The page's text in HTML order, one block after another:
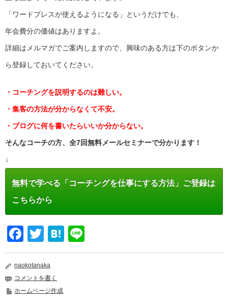
「ワードプレスが使えるようになる」というだけでも、
年会費分の価値はありますよ。
詳細はメルマガでご案内しますので、興味のある方は下のボタンか
ら登録しておいてください。
・コーチングを説明するのは難しい。
・集客の方法が分からなくて不安。
・ブログに何を書いたらいいか分からない。
そんなコーチの方、全7回無料メールセミナーで分かります！
↓
無料で学べる「コーチングを仕事にする方法」ご登録は
こちらから
Facebook
TwitterHatena
naokotanaka
コメントを書く
ホームページ作成